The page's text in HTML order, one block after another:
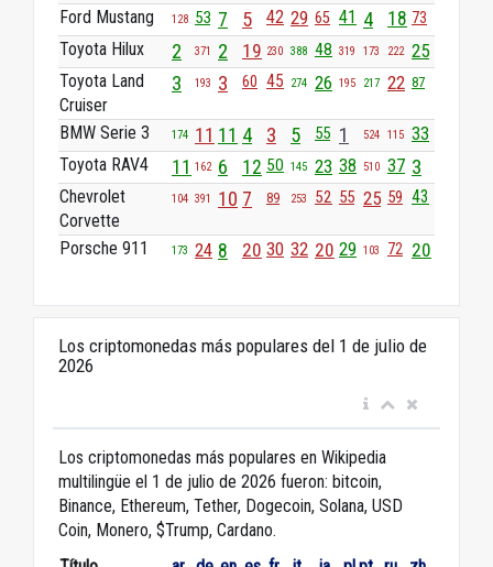
Ford Mustang 128 53 7 5 42 29 65 41 4 18 73
Toyota Hilux 2 371 2 19 230 388 48 319 173 222 25
Toyota Land
Cruiser
3 193 3 60 45 274 26 195 217 22 87
BMW Serie 3 174 11 11 4 3 5 55 1 524 115 33
Toyota RAV4
11 162 6 12 50 145 23 38 510 37 3
Chevrolet
Corvette
104 391 10 7 89 253 52 55 25 59 43
Porsche 911 173 24 8 20 30 32 20 29 103 72 20
Los criptomonedas más populares del 1 de julio de
2026
Los criptomonedas más populares en Wikipedia
multilingüe el 1 de julio de 2026 fueron: bitcoin,
Binance, Ethereum, Tether, Dogecoin, Solana, USD
Coin, Monero, $Trump, Cardano.